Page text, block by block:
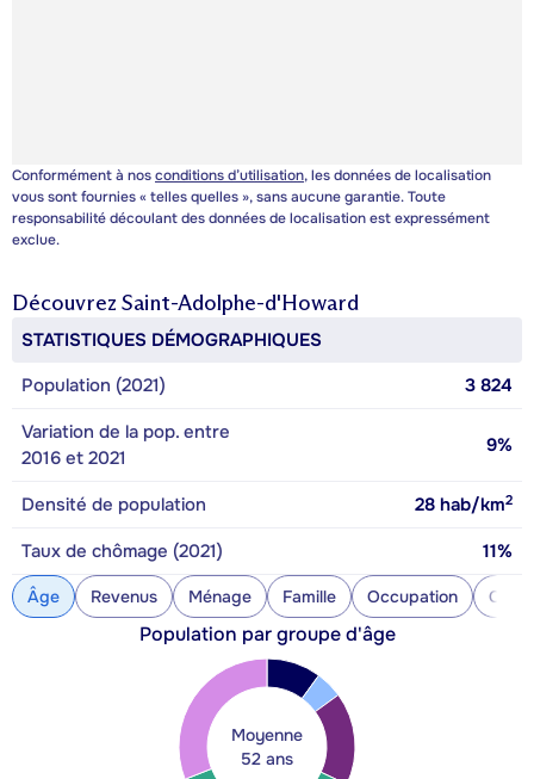
Conformément à nosconditions d’utilisation, les données de localisation
vous sont fournies « telles quelles », sans aucune garantie. Toute
responsabilité découlant des données de localisation est expressément
exclue.
Découvrez Saint-Adolphe-d'Howard
STATISTIQUES DÉMOGRAPHIQUES
Population (2021)
3 824
Variation de la pop. entre
2016 et 2021
9%
Densité de population 28 hab/km2
Taux de chômage (2021) 11%
Âge Revenus Ménage Famille Occupation
Population par groupe d'âge
Moyenne
52 ans